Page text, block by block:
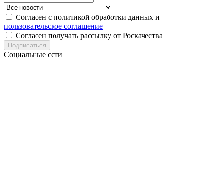
Согласен с политикой обработки данных и
пользовательское соглашение
Согласен получать рассылку от Роскачества
Подписаться
Социальные сети